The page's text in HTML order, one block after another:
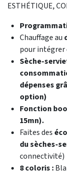
ESTHÉTIQUE,
Chauffage au
pour intégrer
Sèche-
dépenses
option)
Fonction
15mn).
Faites des
du sèches-
connectivité)
8 coloris :